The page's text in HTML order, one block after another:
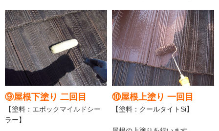
⑨屋根下塗り 二回目
【塗料：エポックマイルドシー
ラー】
⑩屋根上塗り 一回目
【塗料：クールタイトSi】